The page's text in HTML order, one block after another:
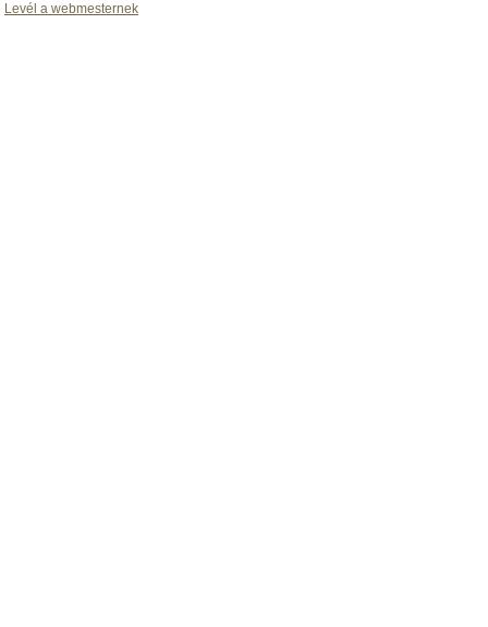
Levél a webmesternek